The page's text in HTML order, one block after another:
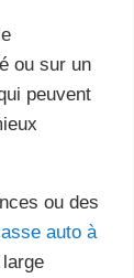
ou sur un
peuvent
ou des
auto à